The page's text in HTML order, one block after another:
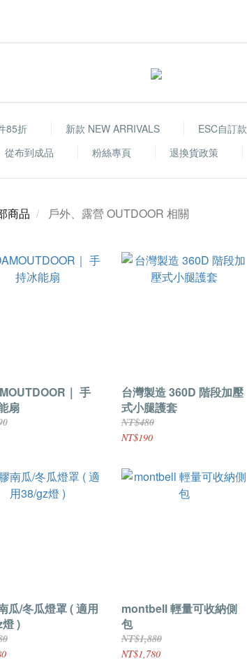
85折 新款 NEW ARRIVALS ESC自訂款
從布到成品 粉絲專頁 退換貨政策
商品 戶外、露營 OUTDOOR 相關
｜ 手
扇
台灣製造 360D 階段加壓
式小腿護套
NT$480
NT$190
瓜/冬瓜燈罩 ( 適用
)
montbell 輕量可收納側
包
NT$1,880
NT$1,780